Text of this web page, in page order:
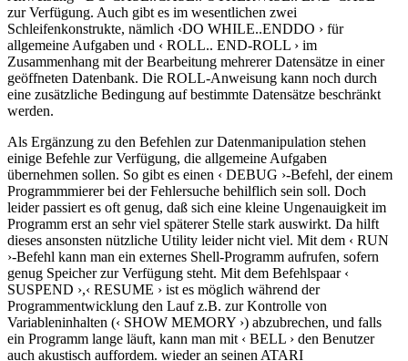
zur Verfügung. Auch gibt es im wesentlichen zwei
Schleifenkonstrukte, nämlich ‹DO WHILE..ENDDO › für
allgemeine Aufgaben und ‹ ROLL.. END-ROLL › im
Zusammenhang mit der Bearbeitung mehrerer Datensätze in einer
geöffneten Datenbank. Die ROLL-Anweisung kann noch durch
eine zusätzliche Bedingung auf bestimmte Datensätze beschränkt
werden.
Als Ergänzung zu den Befehlen zur Datenmanipulation stehen
einige Befehle zur Verfügung, die allgemeine Aufgaben
übernehmen sollen. So gibt es einen ‹ DEBUG ›-Befehl, der einem
Programmmierer bei der Fehlersuche behilflich sein soll. Doch
leider passiert es oft genug, daß sich eine kleine Ungenauigkeit im
Programm erst an sehr viel späterer Stelle stark auswirkt. Da hilft
dieses ansonsten nützliche Utility leider nicht viel. Mit dem ‹ RUN
›-Befehl kann man ein externes Shell-Programm aufrufen, sofern
genug Speicher zur Verfügung steht. Mit dem Befehlspaar ‹
SUSPEND ›,‹ RESUME › ist es möglich während der
Programmentwicklung den Lauf z.B. zur Kontrolle von
Variableninhalten (‹ SHOW MEMORY ›) abzubrechen, und falls
ein Programm lange läuft, kann man mit ‹ BELL › den Benutzer
auch akustisch auffordem. wieder an seinen ATARI